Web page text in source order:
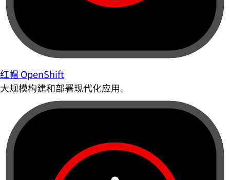
红帽 OpenShift
大规模构建和部署现代化应用。